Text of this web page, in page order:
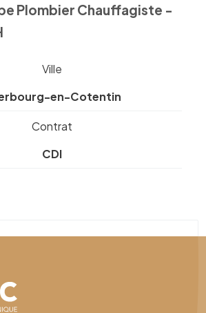
Plombier Chauffagiste -
Ville
en-Cotentin
Contrat
CDI